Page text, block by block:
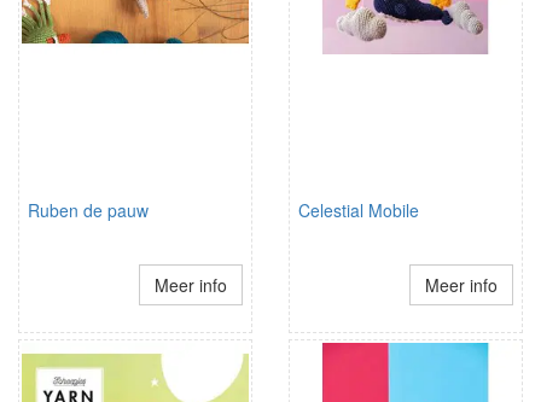
Ruben de pauw
Meer info
Celestial Mobile
Meer info